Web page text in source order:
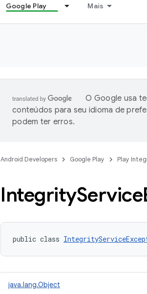
Google Play Mais
O Google usa
conteúdos para seu idioma de
podem ter erros.
Android Developers Google Play Play
IntegrityService
public class
java.lang.Object